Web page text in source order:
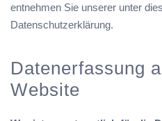
entnehmen Sie unserer unter
Datenschutzerklärung.
Datenerfassung
Website